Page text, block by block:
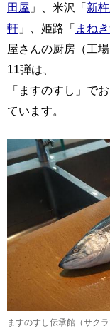
田屋 」、米沢「新
軒 」、姫路「 まね
屋さんの厨房（工
11弾は、
「ますのすし」で
ています。
ますのすし伝承館（サクラ